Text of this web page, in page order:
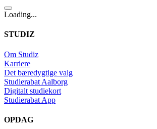
Loading...
STUDIZ
Om Studiz
Karriere
Det bæredygtige valg
Studierabat Aalborg
Digitalt studiekort
Studierabat App
OPDAG